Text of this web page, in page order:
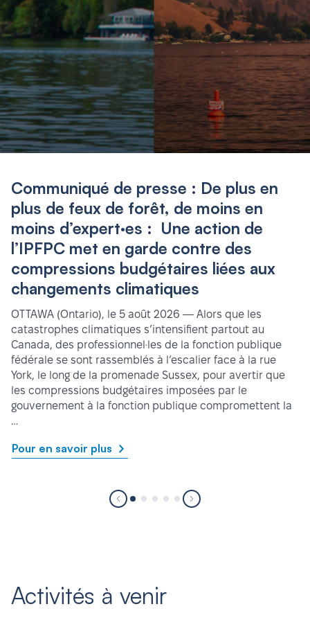
Communiqué de presse : De plus en
plus de feux de forêt, de moins en
moins d’expert·es : Une action de
l’IPFPC met en garde contre des
compressions budgétaires liées aux
changements climatiques
OTTAWA (Ontario), le 5 août 2026 — Alors que les
catastrophes climatiques s’intensifient partout au
Canada, des professionnel·les de la fonction publique
fédérale se sont rassemblés à l’escalier face à la rue
York, le long de la promenade Sussex, pour avertir que
les compressions budgétaires imposées par le
gouvernement à la fonction publique compromettent la
…
Pour en savoir plus
Activités à venir